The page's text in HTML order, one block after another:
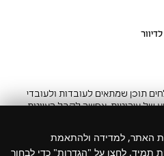
תוכן שמתאים לעובדות ולעובדי
של עירוניות. אפשר לקבל רעיונות
האתר, למדידה ולהתאמת
תמיד. לחצו על "הגדרות" כדי לבחור